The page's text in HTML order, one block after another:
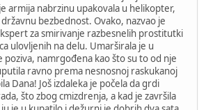
armija nabrzinu upakovala u helikopter,
bezbednost. Ovako, nazvao je
za smirivanje razbesnelih prostitutki
ulovljenih na delu. Umarširala je u
poziva, namrgođena kao što su to od nje
ravno prema nesnosnoj raskukanoj
Dana! Još izdaleka je počela da grdi
što zbog cmizdrenja, a kad je završila